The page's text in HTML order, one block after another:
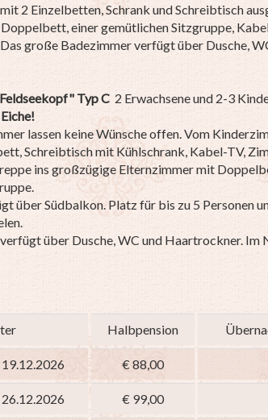
2 Einzelbetten, Schrank und Schreibtisch
einer gemütlichen Sitzgruppe,
große Badezimmer verfügt über Dusche,
Typ C 2 Erwachsene und 2-3
lassen keine Wünsche offen. Vom
Schreibtisch mit Kühlschrank, Kabel-TV,
ins großzügige Elternzimmer mit
über Südbalkon. Platz für bis zu 5 Personen
über Dusche, WC und Haartrockner. Im
Halbpension
€ 88,00
€ 99,00